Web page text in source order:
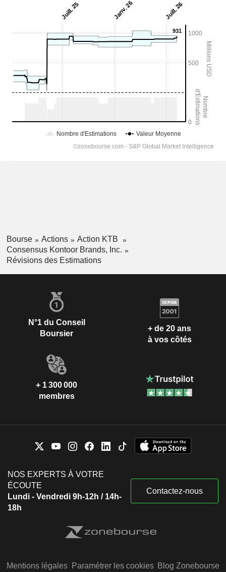
Bourse Actions
Action KTB
Consensus Kontoor Brands, Inc.
Révisions des Estimations
N°1 du Conseil
Boursier
+ de 20 ans
à vos côtés
+ 1 300 000
membres
NOS EXPERTS À VOTRE
ÉCOUTE
Lundi - Vendredi 9h-12h / 14h-
18h
Contactez-nous
Mentions légales Paramétrer les cookies Blog Zonebourse